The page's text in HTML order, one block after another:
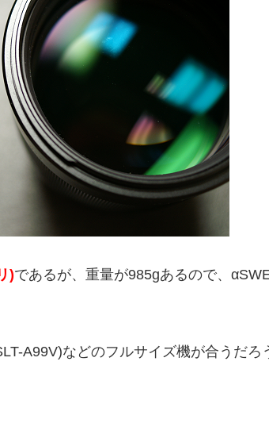
)であるが、重量が985gあるので、
A99V)などのフルサイズ機が合うだろ